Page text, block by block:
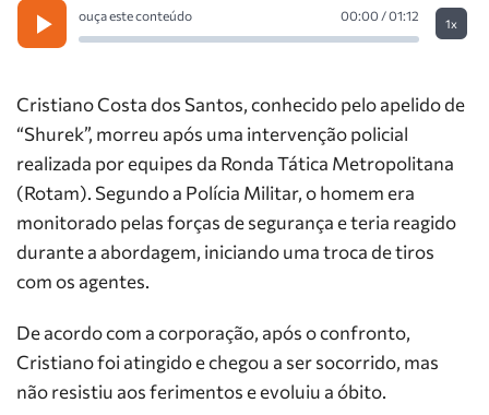
ouça este conteúdo 00:00 / 01:12
1x
Cristiano Costa dos Santos, conhecido pelo apelido de
“Shurek”, morreu após uma intervenção policial
realizada por equipes da Ronda Tática Metropolitana
(Rotam). Segundo a Polícia Militar, o homem era
monitorado pelas forças de segurança e teria reagido
durante a abordagem, iniciando uma troca de tiros
com os agentes.
De acordo com a corporação, após o confronto,
Cristiano foi atingido e chegou a ser socorrido, mas
não resistiu aos ferimentos e evoluiu a óbito.